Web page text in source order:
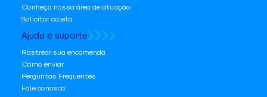
Conheça nossa área de atuação
Solicitar coleta
Ajuda e suporte
Rastrear sua encomenda
Como enviar
Perguntas Frequentes
Fale conosco